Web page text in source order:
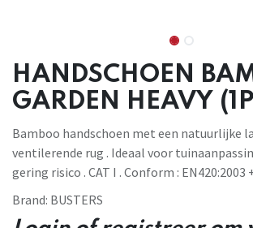
HANDSCHOEN
GARDEN HEAVY
Bamboo handschoen met een natuurlijke
ventilerende rug . Ideaal voor
gering risico . CAT I . Conform : EN420:2003
Brand: BUSTERS